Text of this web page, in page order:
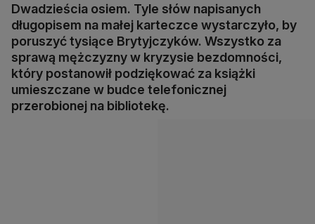
Dwadzieścia osiem. Tyle słów napisanych
długopisem na małej karteczce wystarczyło, by
poruszyć tysiące Brytyjczyków. Wszystko za
sprawą mężczyzny w kryzysie bezdomności,
który postanowił podziękować za książki
umieszczane w budce telefonicznej
przerobionej na bibliotekę.